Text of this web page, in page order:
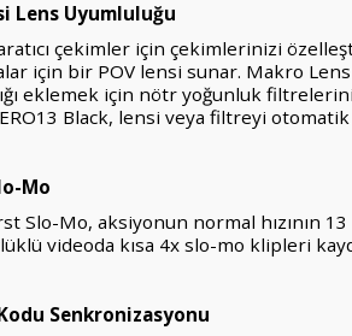
Lens Uyumluluğu
çekimler için çekimlerinizi
için bir POV lensi sunar. Makro
eklemek için nötr yoğunluk
Black, lensi veya filtreyi
Mo
Slo-Mo, aksiyonun normal hızının 13
videoda kısa 4x slo-mo klipleri
Senkronizasyonu